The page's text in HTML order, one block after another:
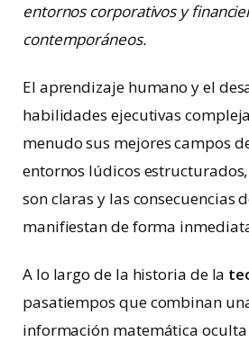
entornos corporativos y
contemporáneos.
El aprendizaje humano y el
habilidades ejecutivas
menudo sus mejores campos
entornos lúdicos
son claras y las consecuencias
manifiestan de forma
A lo largo de la historia de la
pasatiempos que combinan
información matemática oculta